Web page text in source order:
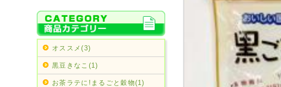
オススメ(3)
黒豆きなこ(1)
お茶ラテに!まるごと穀物(1)